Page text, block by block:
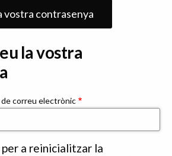
vostra contrasenya
la vostra
de correu electrònic
a reinicialitzar la